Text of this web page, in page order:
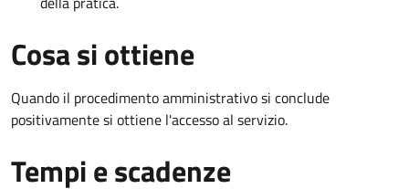
Cosa si ottiene
Quando il procedimento amministrativo si conclude
positivamente si ottiene l'accesso al servizio.
Tempi e scadenze